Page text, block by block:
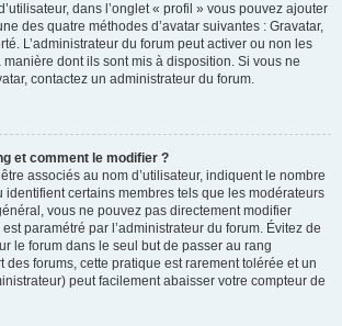
dans l’onglet « profil » vous pouvez ajouter
des quatre méthodes d’avatar suivantes : Gravatar,
L’administrateur du forum peut activer ou non les
dont ils sont mis à disposition. Si vous ne
contactez un administrateur du forum.
et comment le modifier ?
associés au nom d’utilisateur, indiquent le nombre
identifient certains membres tels que les modérateurs
vous ne pouvez pas directement modifier
est paramétré par l’administrateur du forum. Évitez de
le forum dans le seul but de passer au rang
des forums, cette pratique est rarement tolérée et un
peut facilement abaisser votre compteur de